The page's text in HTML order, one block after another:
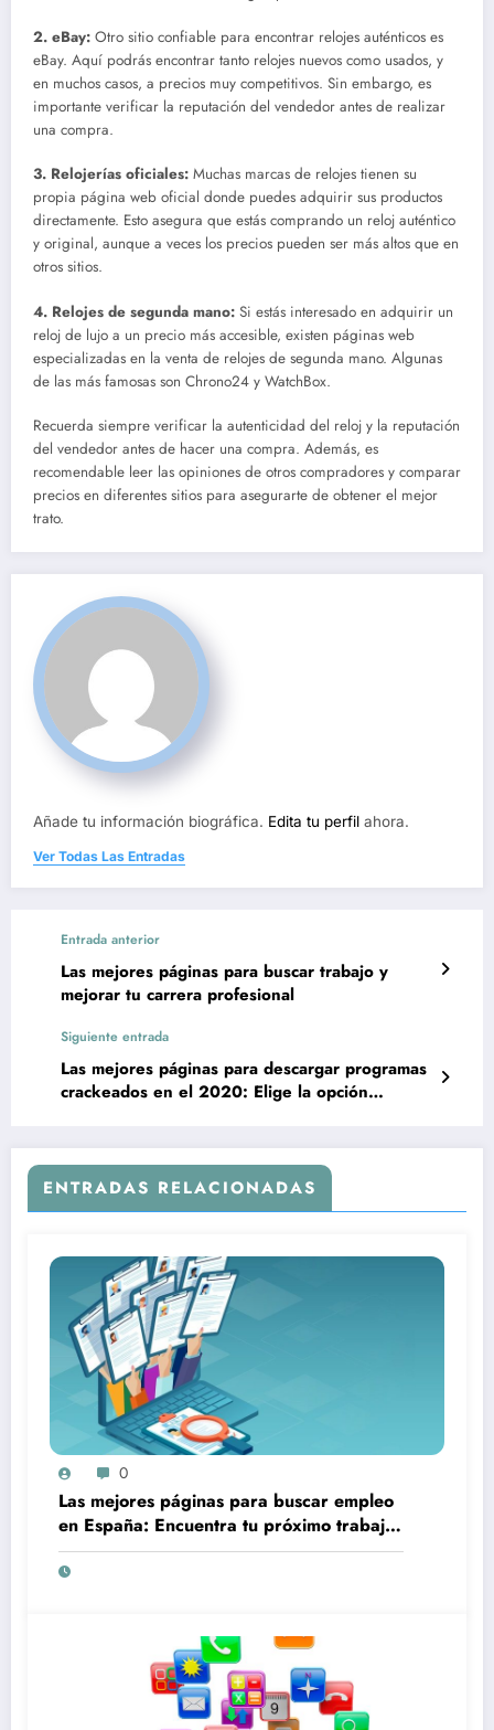
2. eBay: Otro sitio confiable para encontrar relojes auténticos es
eBay. Aquí podrás encontrar tanto relojes nuevos como usados, y
en muchos casos, a precios muy competitivos. Sin embargo, es
importante verificar la reputación del vendedor antes de realizar
una compra.
3. Relojerías oficiales: Muchas marcas de relojes tienen su
propia página web oficial donde puedes adquirir sus productos
directamente. Esto asegura que estás comprando un reloj auténtico
y original, aunque a veces los precios pueden ser más altos que en
otros sitios.
4. Relojes de segunda mano: Si estás interesado en adquirir un
reloj de lujo a un precio más accesible, existen páginas web
especializadas en la venta de relojes de segunda mano. Algunas
de las más famosas son Chrono24 y WatchBox.
Recuerda siempre verificar la autenticidad del reloj y la reputación
del vendedor antes de hacer una compra. Además, es
recomendable leer las opiniones de otros compradores y comparar
precios en diferentes sitios para asegurarte de obtener el mejor
trato.
Añade tu información biográfica. Edita tu perfil ahora.
Ver Todas Las Entradas
Entrada anterior
Las mejores páginas para buscar trabajo y
mejorar tu carrera profesional
Siguiente entrada
Las mejores páginas para descargar programas
crackeados en el 2020: Elige la opción
ENTRADAS RELACIONADAS
0
Las mejores páginas para buscar empleo
en España: Encuentra tu próximo trabajo
de forma rápida y sencilla